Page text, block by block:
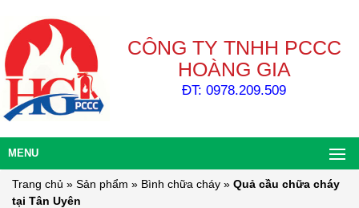
CÔNG TY TNHH PCCC
HOÀNG GIA
ĐT: 0978.209.509
MENU
Trang chủ » Sản phẩm » Bình chữa cháy » Quả cầu chữa cháy
tại Tân Uyên